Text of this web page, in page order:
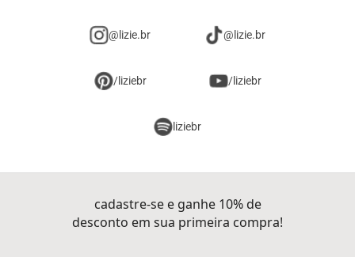
@lizie.br @lizie.br
/liziebr /liziebr
liziebr
cadastre-se e ganhe 10% de
desconto em sua primeira compra!